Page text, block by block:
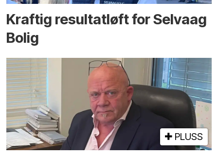
Kraftig resultatløft for Selvaag
Bolig
PLUSS